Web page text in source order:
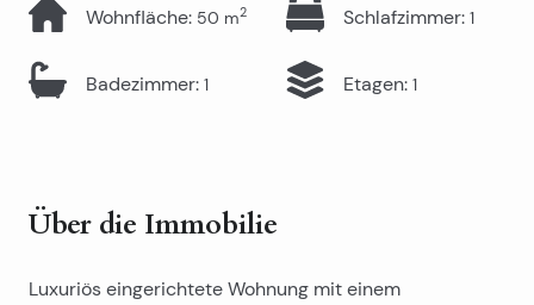
Wohnfläche: 50 m2 Schlafzimmer: 1
Badezimmer: 1 Etagen: 1
Über die Immobilie
Luxuriös eingerichtete Wohnung mit einem